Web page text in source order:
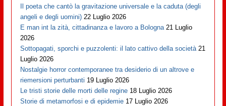
Il poeta che cantò la gravitazione universale e la caduta (degli
angeli e degli uomini) 22 Luglio 2026
E man int la zità, cittadinanza e lavoro a Bologna 21 Luglio
2026
Sottopagati, sporchi e puzzolenti: il lato cattivo della società 21
Luglio 2026
Nostalgie horror contemporanee tra desiderio di un altrove e
riemersioni perturbanti 19 Luglio 2026
Le tristi storie delle morti delle regine 18 Luglio 2026
Storie di metamorfosi e di epidemie 17 Luglio 2026